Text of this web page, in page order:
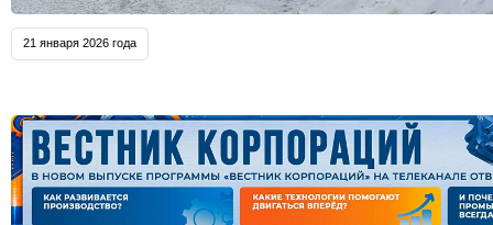
21 января 2026 года